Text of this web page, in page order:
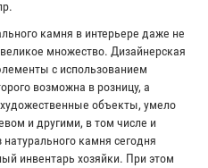
камня в интерьере даже не
множество. Дизайнерская
с использованием
возможна в розницу, а
объекты, умело
и другими, в том числе и
камня сегодня
инвентарь хозяйки. При этом